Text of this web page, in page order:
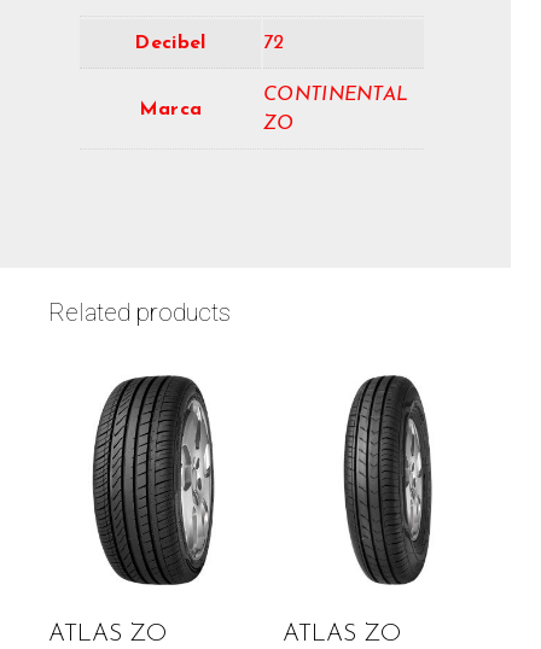
Decibel 72
Marca
CONTINENTAL
ZO
Related products
ATLAS ZO ATLAS ZO